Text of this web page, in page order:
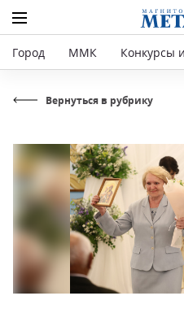
Город ММК Конкурсы
Вернуться в рубрику